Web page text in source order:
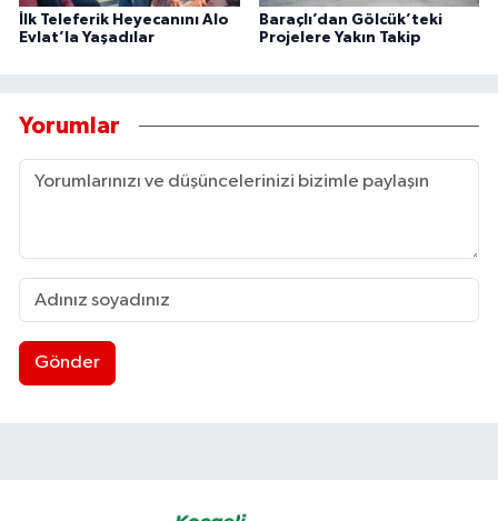
İlk Teleferik Heyecanını Alo
Evlat’la Yaşadılar
Baraçlı’dan Gölcük’teki
Projelere Yakın Takip
Yorumlar
Gönder